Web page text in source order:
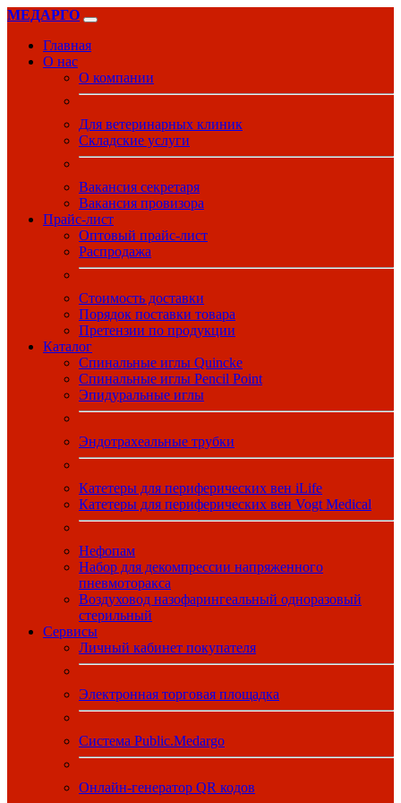
МЕДАРГО
Главная
О нас
О компании
Для ветеринарных клиник
Складские услуги
Вакансия секретаря
Вакансия провизора
Прайс-лист
Оптовый прайс-лист
Распродажа
Стоимость доставки
Порядок поставки товара
Претензии по продукции
Каталог
Спинальные иглы Quincke
Спинальные иглы Pencil Point
Эпидуральные иглы
Эндотрахеальные трубки
Катетеры для периферических вен iLife
Катетеры для периферических вен Vogt Medical
Нефопам
Набор для декомпрессии напряженного
пневмоторакса
Воздуховод назофарингеальный одноразовый
стерильный
Сервисы
Личный кабинет покупателя
Электронная торговая площадка
Система Public.Medargo
Онлайн-генератор QR кодов